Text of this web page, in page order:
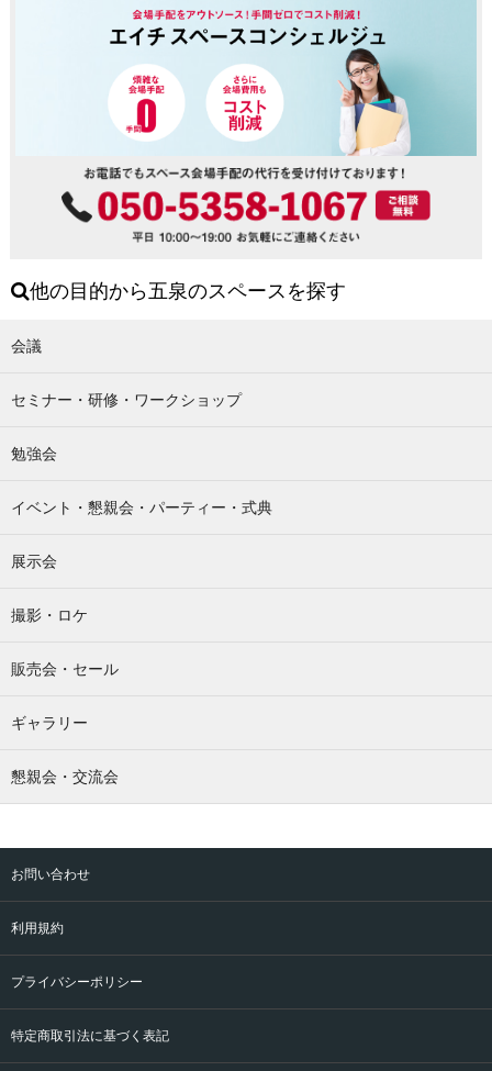
他の目的から五泉のスペースを探す
会議
セミナー・研修・ワークショップ
勉強会
イベント・懇親会・パーティー・式典
展示会
撮影・ロケ
販売会・セール
ギャラリー
懇親会・交流会
お問い合わせ
利用規約
プライバシーポリシー
特定商取引法に基づく表記